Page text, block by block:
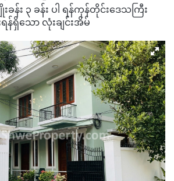
းခန်း ၃ ခန်း ပါ ရန်ကုန်တိုင်းဒေသကြီး
န်ရှိသော လုံးချင်းအိမ်